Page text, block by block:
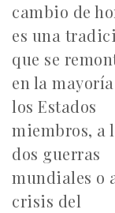
cambio de
es una
que se
en la
los Estados
miembros, a
dos guerras
mundiales o
crisis del